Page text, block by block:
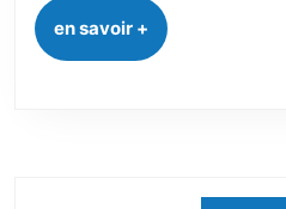
en savoir +